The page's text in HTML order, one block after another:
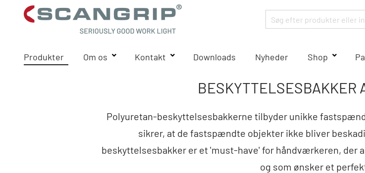
Produkter Om os Kontakt Downloads Nyheder Shop
BESKYTTELSESBAKKER
Polyuretan-beskyttelsesbakkerne tilbyder unikke
sikrer, at de fastspændte objekter ikke bliver
beskyttelsesbakker er et 'must-have' for håndværkeren,
og som ønsker et